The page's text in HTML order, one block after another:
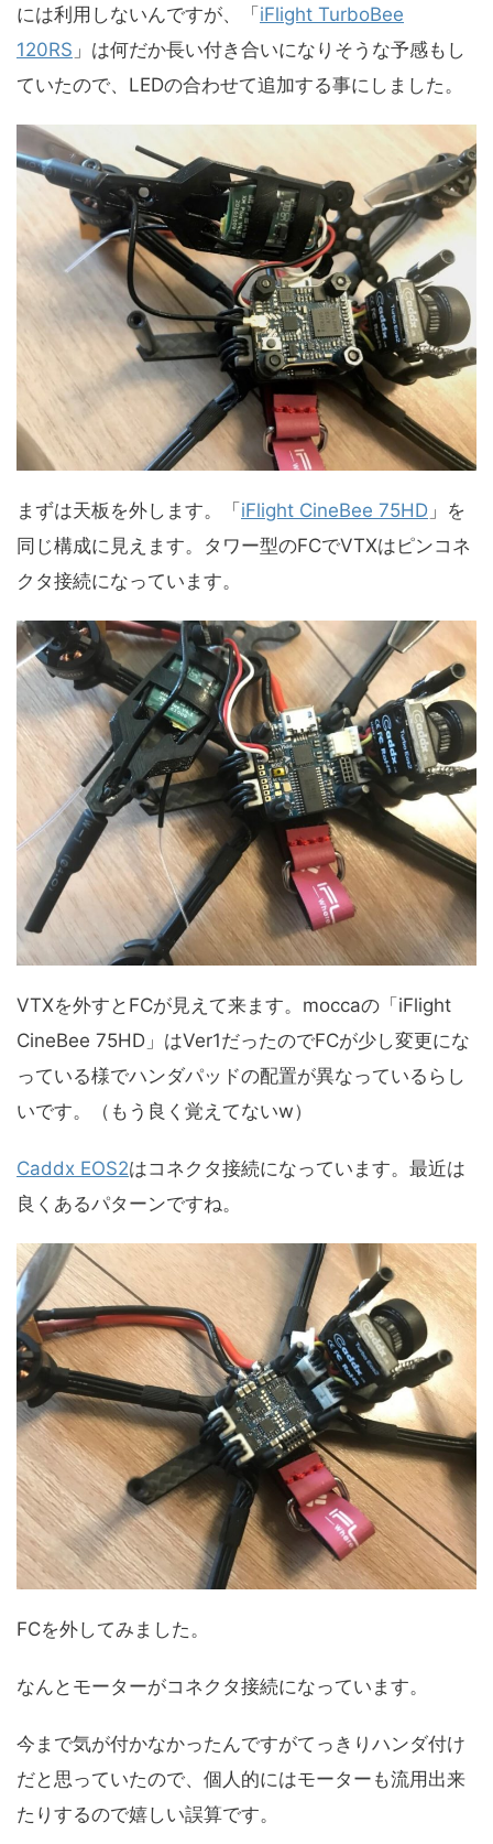
には利用しないんですが、「 iFlight TurboBee
120RS 」は何だか長い付き合いになりそうな予感もし
ていたので、LEDの合わせて追加する事にしました。
まずは天板を外します。「iFlight CineBee 75HD 」を
同じ構成に見えます。タワー型のFCでVTXはピンコネ
クタ接続になっています。
VTXを外すとFCが見えて来ます。moccaの「iFlight
CineBee 75HD」はVer1だったのでFCが少し変更にな
っている様でハンダパッドの配置が異なっているらし
いです。（もう良く覚えてないw）
Caddx EOS2はコネクタ接続になっています。最近は
良くあるパターンですね。
FCを外してみました。
なんとモーターがコネクタ接続になっています。
今まで気が付かなかったんですがてっきりハンダ付け
だと思っていたので、個人的にはモーターも流用出来
たりするので嬉しい誤算です。